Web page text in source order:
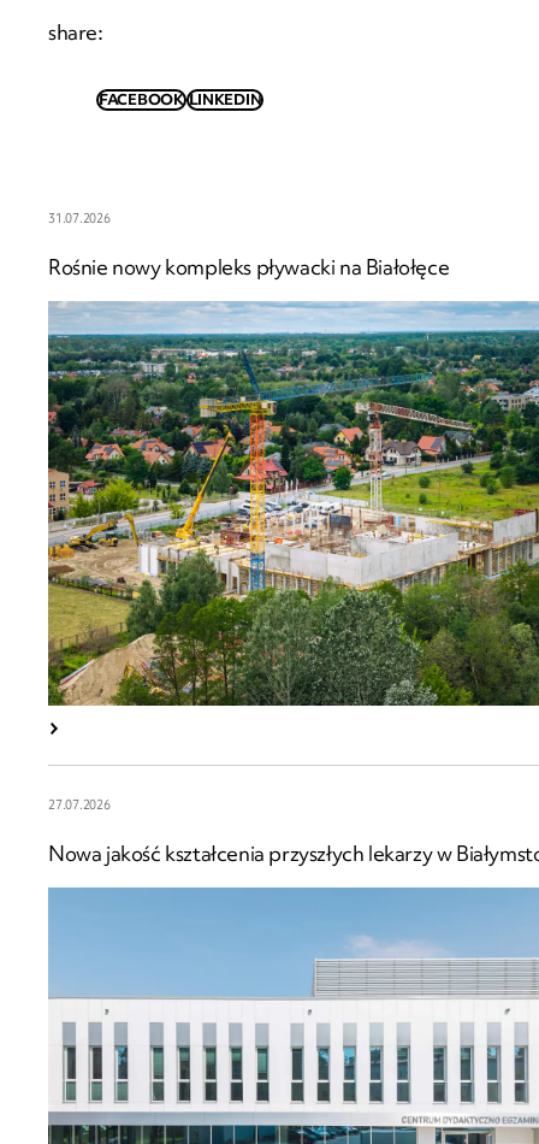
share:
FACEBOOK LINKEDIN
31.07.2026
Rośnie nowy kompleks pływacki na Białołęce
27.07.2026
Nowa jakość kształcenia przyszłych lekarzy w